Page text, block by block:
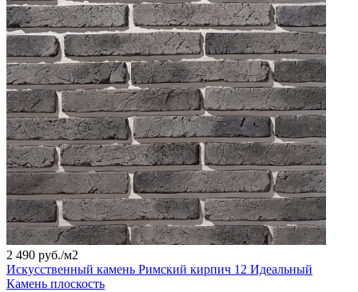
2 490 руб./м2
Искусственный камень Римский кирпич 12 Идеальный
Камень плоскость